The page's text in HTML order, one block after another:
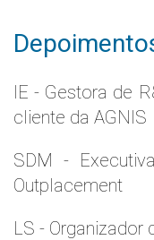
IE - Gestora de
cliente da AGNIS
SDM -
Outplacement
LS - Organizador